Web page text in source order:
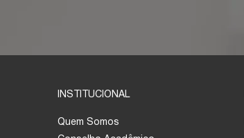
INSTITUCIONAL
Quem Somos